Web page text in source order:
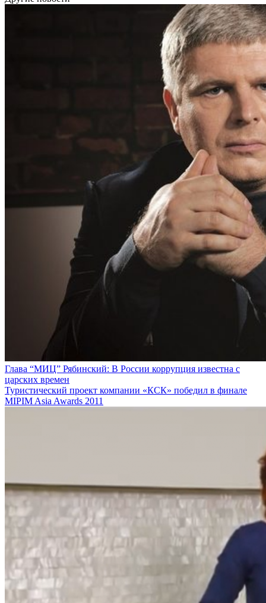
Глава “МИЦ” Рябинский: В России коррупция известна с
царских времен
Туристический проект компании «КСК» победил в финале
MIPIM Asia Awards 2011